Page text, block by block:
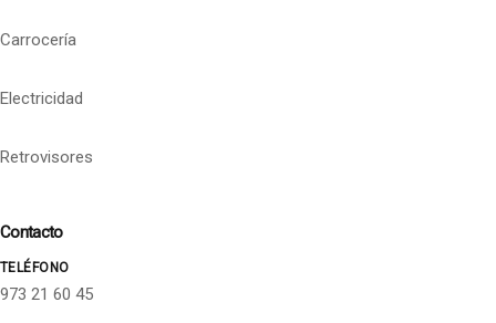
Carrocería
Electricidad
Retrovisores
Contacto
TELÉFONO
973 21 60 45